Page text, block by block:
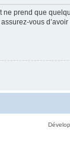
prend que
vous